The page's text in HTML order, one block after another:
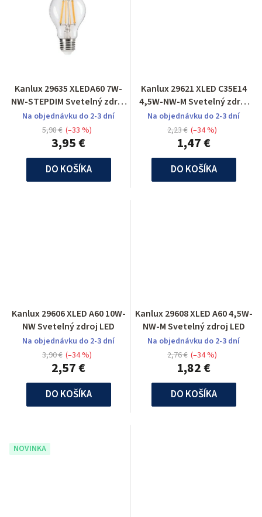
Kanlux 29635 XLEDA60 7W-
NW-STEPDIM Svetelný zdroj
LED
Na objednávku do 2-3 dní
3,95 €
5,98 € (–33 %)
DO KOŠÍKA
Kanlux 29621 XLED C35E14
4,5W-NW-M Svetelný zdroj
LED
Na objednávku do 2-3 dní
1,47 €
2,23 € (–34 %)
DO KOŠÍKA
Kanlux 29606 XLED A60 10W-
NW Svetelný zdroj LED
Na objednávku do 2-3 dní
2,57 €
3,90 € (–34 %)
DO KOŠÍKA
Kanlux 29608 XLED A60 4,5W-
NW-M Svetelný zdroj LED
Na objednávku do 2-3 dní
1,82 €
2,76 € (–34 %)
DO KOŠÍKA
NOVINKA